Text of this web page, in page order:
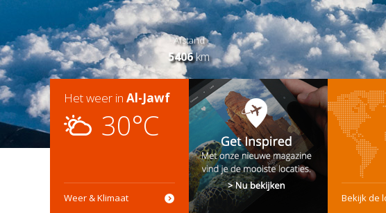
Afstand
5406km
Het weer in Al-Jawf
30°C
Weer & Klimaat Bekijk de